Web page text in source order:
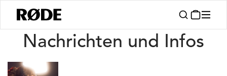
Nachrichten
Nachrichten und Infos